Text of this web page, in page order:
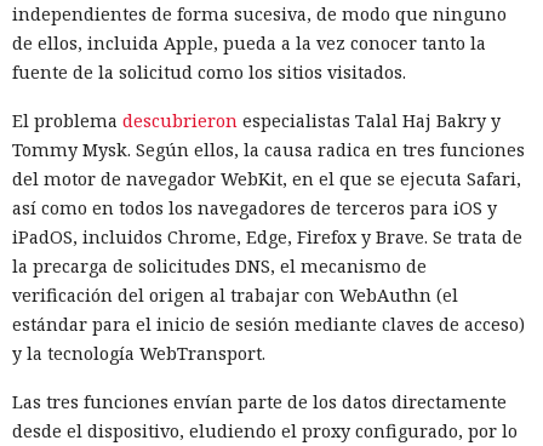
independientes de forma sucesiva, de modo que ninguno
de ellos, incluida Apple, pueda a la vez conocer tanto la
fuente de la solicitud como los sitios visitados.
El problema descubrieron especialistas Talal Haj Bakry y
Tommy Mysk. Según ellos, la causa radica en tres funciones
del motor de navegador WebKit, en el que se ejecuta Safari,
así como en todos los navegadores de terceros para iOS y
iPadOS, incluidos Chrome, Edge, Firefox y Brave. Se trata de
la precarga de solicitudes DNS, el mecanismo de
verificación del origen al trabajar con WebAuthn (el
estándar para el inicio de sesión mediante claves de acceso)
y la tecnología WebTransport.
Las tres funciones envían parte de los datos directamente
desde el dispositivo, eludiendo el proxy configurado, por lo